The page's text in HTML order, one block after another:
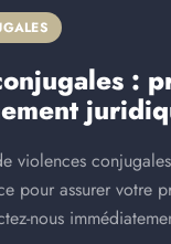
:
violences
pour assurer votre
nous